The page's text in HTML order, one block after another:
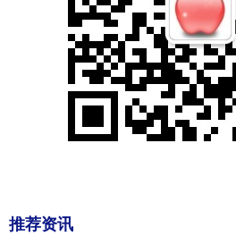
推荐资讯